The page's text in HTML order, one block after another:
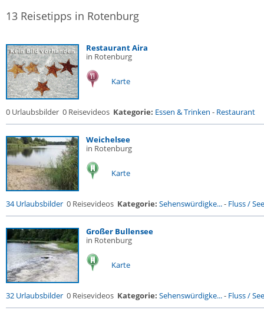
13 Reisetipps in Rotenburg
Restaurant Aira
in Rotenburg
Karte
0 Urlaubsbilder 0 Reisevideos Kategorie: Essen & Trinken - Restaurant
Weichelsee
in Rotenburg
Karte
34 Urlaubsbilder 0 Reisevideos Kategorie: Sehenswürdigke...- Fluss /
Großer Bullensee
in Rotenburg
Karte
32 Urlaubsbilder 0 Reisevideos Kategorie: Sehenswürdigke...- Fluss /